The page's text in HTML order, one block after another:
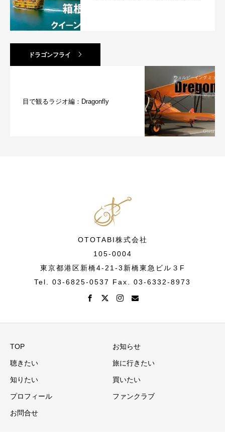
ドラゴンフライ
目で観るラジオ編：Dragonfly
OTOTABI株式会社
105-0004
東京都港区新橋4-21-3新橋東急ビル３F
Tel. 03-6825-0537 Fax. 03-6332-8973
TOP お知らせ
聴きたい 旅に行きたい
知りたい 買いたい
プロフィール ファンクラブ
お問合せ